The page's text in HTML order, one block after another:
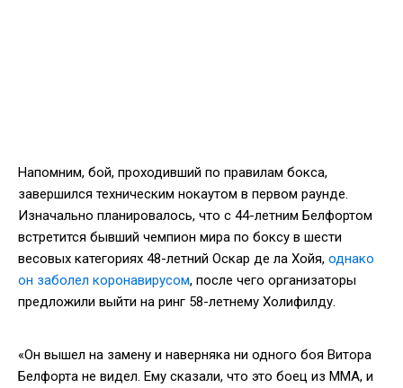
Напомним, бой, проходивший по правилам бокса,
завершился техническим нокаутом в первом раунде.
Изначально планировалось, что с 44-летним Белфортом
встретится бывший чемпион мира по боксу в шести
весовых категориях 48-летний Оскар де ла Хойя, однако
он заболел коронавирусом, после чего организаторы
предложили выйти на ринг 58-летнему Холифилду.
«Он вышел на замену и наверняка ни одного боя Витора
Белфорта не видел. Ему сказали, что это боец из ММА, и